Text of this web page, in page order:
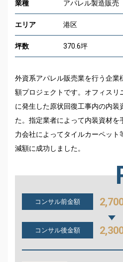
業種 アパレル製造販売
エリア 港区
坪数 370.6坪
外資系アパレル販売業を行う企業
額プロジェクトです。オフィスリ
に発生した原状回復工事内の内装
た。指定業者によって内装資材を
力会社によってタイルカーペット
減額に成功しました。
コンサル前金額
コンサル後金額